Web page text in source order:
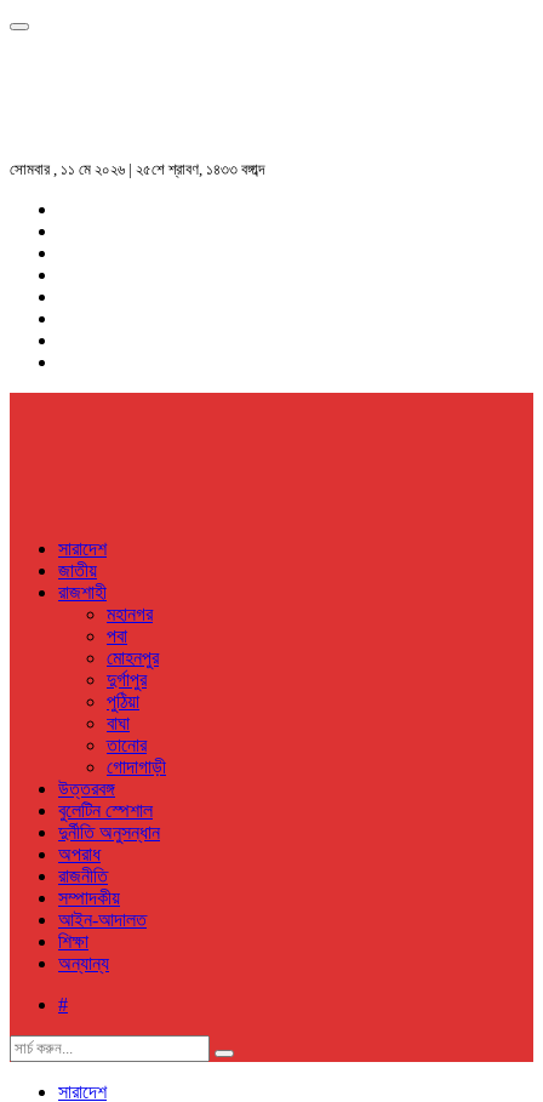
সোমবার , ১১ মে ২০২৬ | ২৫শে শ্রাবণ, ১৪৩৩ বঙ্গাব্দ
সারাদেশ
জাতীয়
রাজশাহী
মহানগর
পবা
মোহনপুর
দুর্গাপুর
পুঠিয়া
বাঘা
তানোর
গোদাগাড়ী
উত্তরবঙ্গ
বুলেটিন স্পেশাল
দুর্নীতি অনুসন্ধান
অপরাধ
রাজনীতি
সম্পাদকীয়
আইন-আদালত
শিক্ষা
অন্যান্য
#
সারাদেশ